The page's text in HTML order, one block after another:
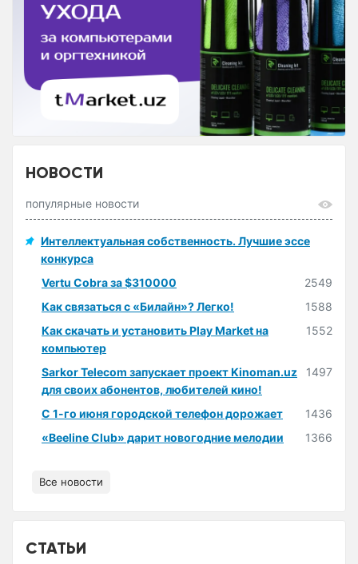
НОВОСТИ
популярные новости
Интеллектуальная собственность. Лучшие эссе
конкурса
Vertu Cobra за $310000
2549
Как связаться с «Билайн»? Легко!
1588
Как скачать и установить Play Market на
компьютер
1552
Sarkor Telecom запускает проект Kinoman.uz
для своих абонентов, любителей кино!
1497
С 1-го июня городской телефон дорожает
1436
«Beeline Club» дарит новогодние мелодии
1366
Все новости
СТАТЬИ